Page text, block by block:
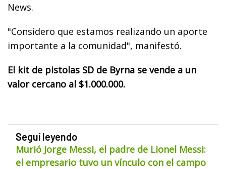
News.
"Considero que estamos realizando un aporte
importante a la comunidad", manifestó.
El kit de pistolas SD de Byrna se vende a un
valor cercano al $1.000.000.
Seguí leyendo
Murió Jorge Messi, el padre de Lionel Messi:
el empresario tuvo un vínculo con el campo